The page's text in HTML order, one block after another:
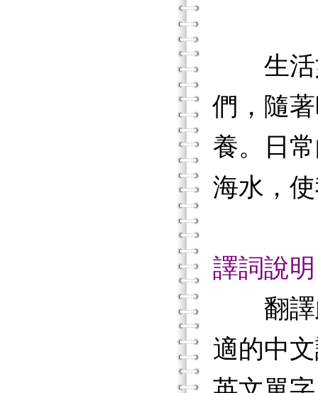
生活如
們，隨
養。日
海水，
譯詞說明
翻
適的中